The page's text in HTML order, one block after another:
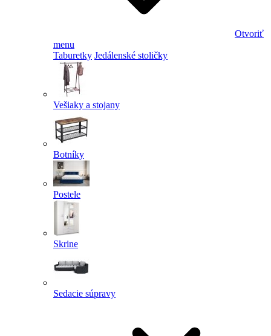
Otvoriť
menu
Taburetky Jedálenské stoličky
Vešiaky a stojany
Botníky
Postele
Skrine
Sedacie súpravy